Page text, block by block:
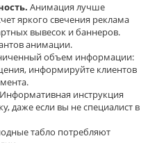
Анимация лучше
яркого свечения реклама
вывесок и баннеров.
анимации.
объем информации:
информируйте клиентов
Информативная инструкция
даже если вы не специалист в
табло потребляют